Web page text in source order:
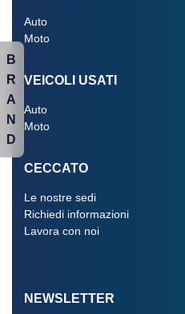
Auto
Moto
VEICOLI USATI
Auto
Moto
CECCATO
Le nostre sedi
Richiedi informazioni
Lavora con noi
NEWSLETTER
B
R
A
N
D